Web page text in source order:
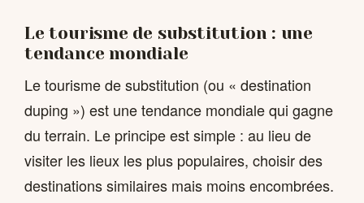
Le tourisme de substitution : une
tendance mondiale
Le tourisme de substitution (ou « destination
duping ») est une tendance mondiale qui gagne
du terrain. Le principe est simple : au lieu de
visiter les lieux les plus populaires, choisir des
destinations similaires mais moins encombrées.